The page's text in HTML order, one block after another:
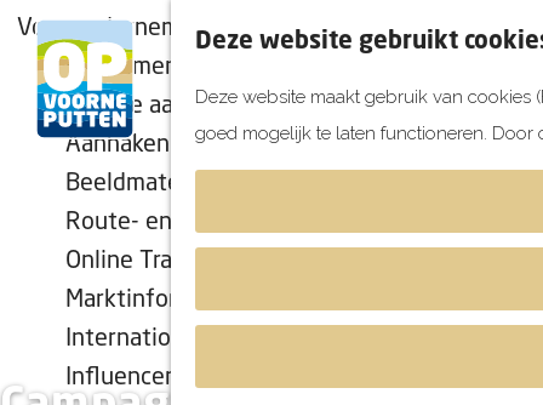
Deze website gebruikt
Deze website maakt gebruik van cookies
goed mogelijk te laten functioneren. Door
Voor ondernemers
Evenement aanmelden
Locatie aanmelden
Aanhaken campagnes
Beeldmateriaal
Route- en Promotiemateriaal
Online Trainingen
Marktinformatie
Internationale vakantiekalender
Influencermarketing